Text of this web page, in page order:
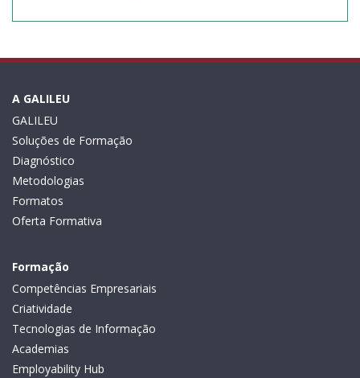
A GALILEU
GALILEU
Soluções de Formação
Diagnóstico
Metodologias
Formatos
Oferta Formativa
Formação
Competências Empresariais
Criatividade
Tecnologias de Informação
Academias
Employability Hub